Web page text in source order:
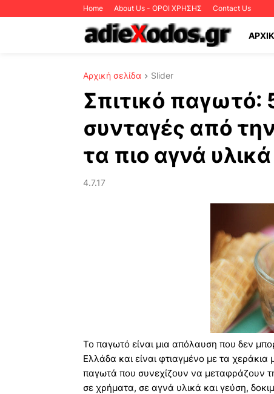
Home About Us - ΟΡΟΙ ΧΡΗΣΗΣ Contact Us
Αρχική σελίδα Slider
Σπιτικό παγωτό:
συνταγές από
τα πιο αγνά υλικά
4.7.17
Το παγωτό είναι μια απόλαυση που δεν
Ελλάδα και είναι φτιαγμένο με τα
παγωτά που συνεχίζουν να μεταφράζουν
σε χρήματα, σε αγνά υλικά και γεύση,